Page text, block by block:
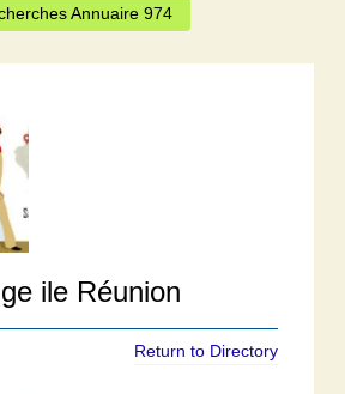
Annuaire 974
ile Réunion
Return to Directory